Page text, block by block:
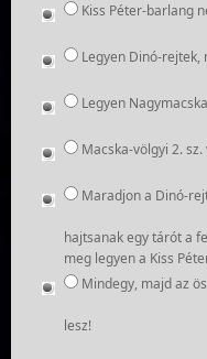
Kiss Péter-barlang
Legyen Dinó-
Legyen
Macska-völgyi 2.
Maradjon a Dinó-
hajtsanak egy tárót a
meg legyen a Kiss
Mindegy, majd az
lesz!